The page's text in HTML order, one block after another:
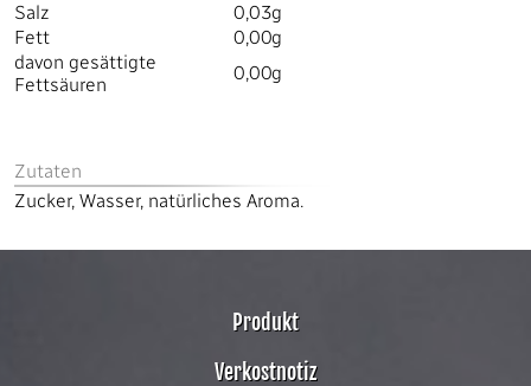
Salz
0,03g
Fett
0,00g
davon gesättigte
Fettsäuren
0,00g
Zutaten
Zucker, Wasser, natürliches Aroma.
Produkt
Verkostnotiz